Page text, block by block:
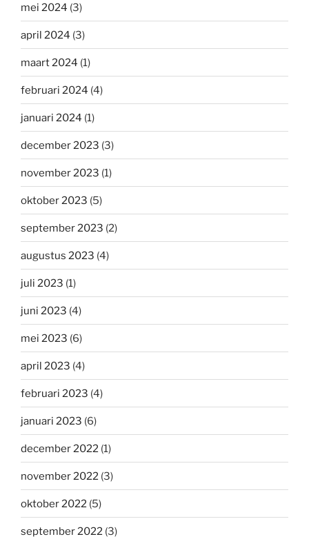
mei 2024 (3)
april 2024 (3)
maart 2024 (1)
februari 2024 (4)
januari 2024 (1)
december 2023 (3)
november 2023 (1)
oktober 2023 (5)
september 2023 (2)
augustus 2023 (4)
juli 2023 (1)
juni 2023 (4)
mei 2023 (6)
april 2023 (4)
februari 2023 (4)
januari 2023 (6)
december 2022 (1)
november 2022 (3)
oktober 2022 (5)
september 2022 (3)